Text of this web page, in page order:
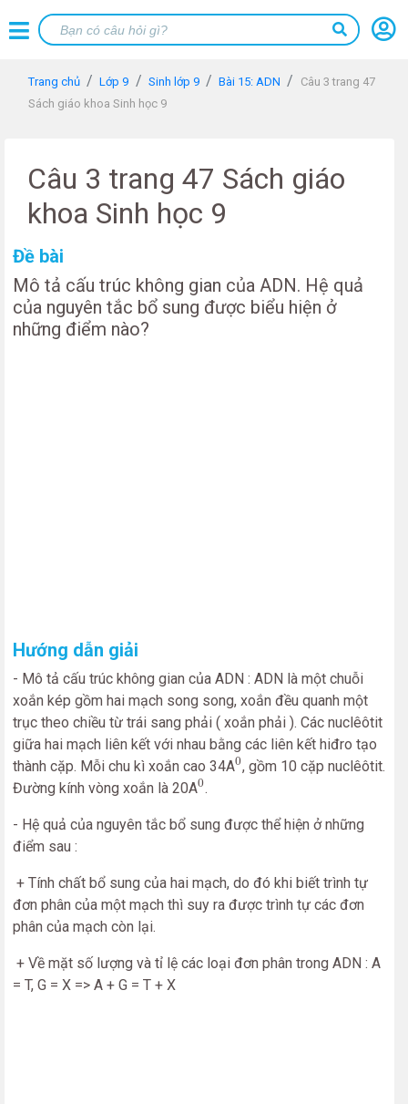
Trang chủ Lớp 9 Sinh lớp 9 Bài 15: ADN
Câu 3 trang 47
Sách giáo khoa Sinh học 9
Câu 3 trang 47 Sách giáo
khoa Sinh học 9
Đề bài
Mô tả cấu trúc không gian của ADN. Hệ quả
của nguyên tắc bổ sung được biểu hiện ở
những điểm nào?
Hướng dẫn giải
- Mô tả cấu trúc không gian của ADN : ADN là một chuỗi
xoắn kép gồm hai mạch song song, xoắn đều quanh một
trục theo chiều từ trái sang phải ( xoắn phải ). Các nuclêôtit
giữa hai mạch liên kết với nhau bằng các liên kết hiđro tạo
thành cặp. Mỗi chu kì xoắn cao 34A0
0, gồm 10 cặp nuclêôtit.
Đường kính vòng xoắn là 20A0
0.
- Hệ quả của nguyên tắc bổ sung được thể hiện ở những
điểm sau :
+ Tính chất bổ sung của hai mạch, do đó khi biết trình tự
đơn phân của một mạch thì suy ra được trình tự các đơn
phân của mạch còn lại.
+ Về mặt số lượng và tỉ lệ các loại đơn phân trong ADN : A
= T, G = X => A + G = T + X